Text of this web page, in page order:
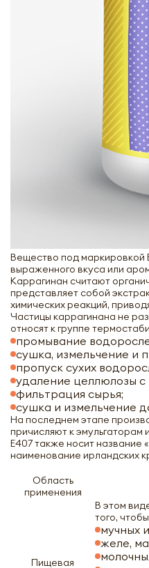
Вещество под маркировкой
выраженного вкуса или
Каррагинан считают
представляет собой
химических реакций,
Частицы каррагинана не
относят к группе
промывание
сушка, измельчение и
пропуск сухих
удаление целлюлозы
фильтрация сырья;
сушка и измельчение
На последнем этапе
причисляют к
Е407 также носит название
наименование ирландских
Область
применения
Пищевая
В этом
того,
мучных
желе,